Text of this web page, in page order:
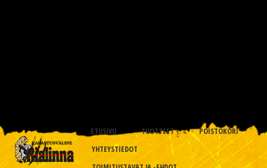
ETUSIVU TUOTTEET
POISTOKORI
YHTEYSTIEDOT